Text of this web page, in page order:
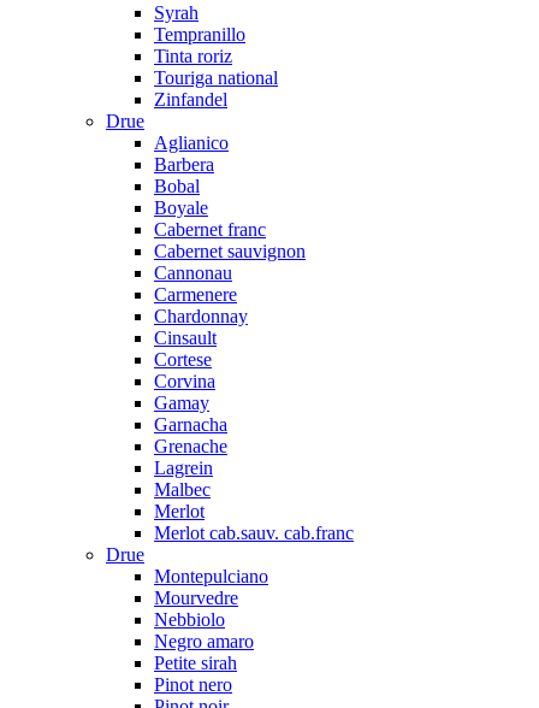
Syrah
Tempranillo
Tinta roriz
Touriga national
Zinfandel
Drue
Aglianico
Barbera
Bobal
Boyale
Cabernet franc
Cabernet sauvignon
Cannonau
Carmenere
Chardonnay
Cinsault
Cortese
Corvina
Gamay
Garnacha
Grenache
Lagrein
Malbec
Merlot
Merlot cab.sauv. cab.franc
Drue
Montepulciano
Mourvedre
Nebbiolo
Negro amaro
Petite sirah
Pinot nero